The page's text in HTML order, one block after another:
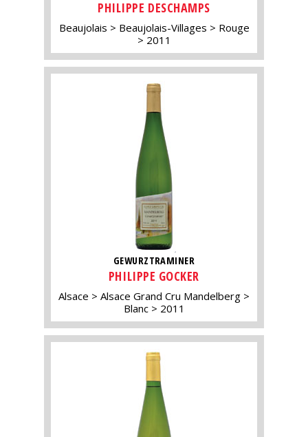
PHILIPPE DESCHAMPS
Beaujolais Beaujolais-Villages
Rouge
2011
GEWURZTRAMINER
PHILIPPE GOCKER
Alsace
Alsace Grand Cru Mandelberg
Blanc
2011